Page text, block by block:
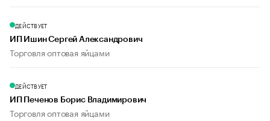
ДЕЙСТВУЕТ
ИП Ишин Сергей Александрович
Торговля оптовая яйцами
ДЕЙСТВУЕТ
ИП Печенов Борис Владимирович
Торговля оптовая яйцами